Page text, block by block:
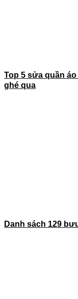
Top 5 sửa quần
ghé qua
Danh sách 129